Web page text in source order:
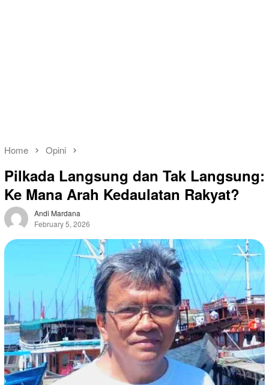
Home Opini
Pilkada Langsung dan Tak Langsung:
Ke Mana Arah Kedaulatan Rakyat?
Andi Mardana
February 5, 2026